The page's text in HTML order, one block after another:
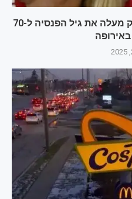
"למען הדורות הבאים": דנמרק מעלה את גיל הפנסיה ל-70